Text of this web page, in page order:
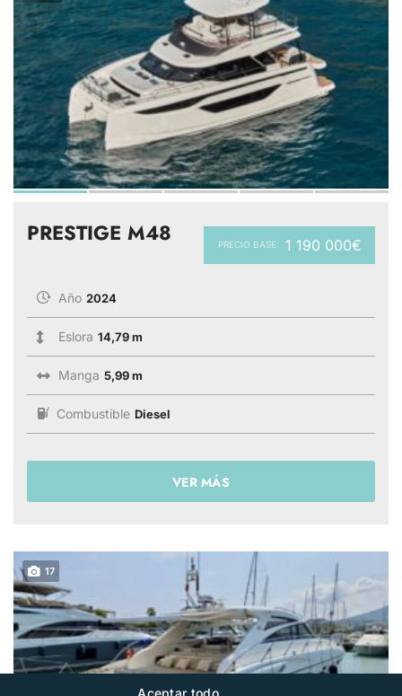
PRECIO BASE: 1 190 000€
PRESTIGE M48
Año 2024
Eslora 14,79 m
Manga 5,99 m
Combustible Diesel
VER MÁS
17